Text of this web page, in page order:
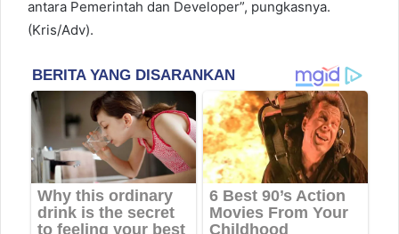
antara Pemerintah dan Developer”, pungkasnya.
(Kris/Adv).